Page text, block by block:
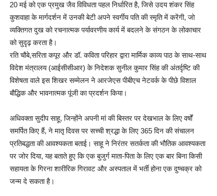
20 मई को एक प्रमुख जैव विविधता पहल निर्धारित है, जिसे उदय शंकर सिंह
कुशवाहा के मार्गदर्शन में उनकी बेटी अपने स्वर्गीय पति की स्मृति में करेंगी, जो
व्यक्तिगत दुख को रचनात्मक पर्यावरणीय कार्य में बदलने के संगठन के लोकाचार
को सुदृढ़ करता है।
रति चौबे,सरिता कपूर और डॉ. कविता परिहार द्वारा मार्मिक काव्य पाठ के साथ-साथ
विदेश मंत्रालय (आईसीसीआर) के निदेशक सुनील कुमार सिंह की अंतर्दृष्टि की
विशेषता वाले इस शिखर सम्मेलन ने आरजेएस पीबीएच नेटवर्क के पीछे विशाल
बौद्धिक और भावनात्मक पूंजी का प्रदर्शन किया।
अधिवक्ता सुदीप साहू, जिन्होंने अपनी मां की बिस्तर पर देखभाल के लिए वर्षों
समर्पित किए हैं, ने मातृ दिवस पर सच्ची श्रद्धा के लिए 365 दिन की संचालन
प्रतिबद्धता की आवश्यकता बताई। साहू ने निरंतर सतर्कता की भौतिक आवश्यकता
पर जोर दिया, यह बताते हुए कि एक बुजुर्ग माता-पिता के लिए एक बार बिना किसी
सहायता के गिरना शारीरिक गिरावट और अस्पताल में भर्ती होना एक दुष्चक्र को
जन्म दे सकता है।